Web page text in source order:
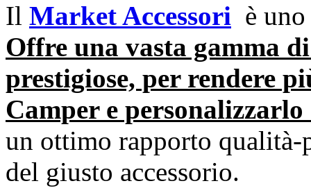
Il Market Accessori è
Offre una vasta gamma
prestigiose, per rendere
Camper e
un ottimo rapporto qualità-
del giusto accessorio.